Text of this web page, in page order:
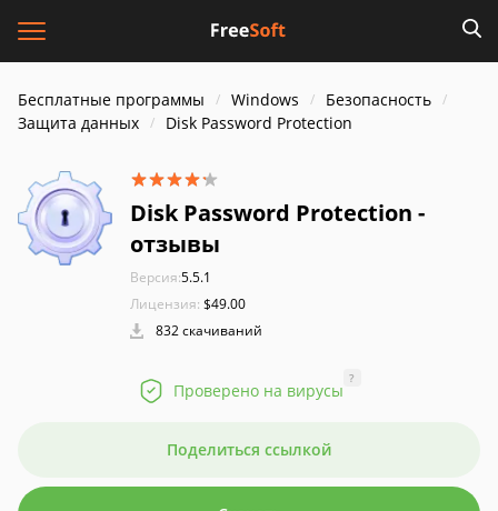
Бесплатные программы Windows
Безопасность
Защита данных
Disk Password Protection
Disk Password Protection -
отзывы
Версия:5.5.1
Лицензия: $49.00
832 скачиваний
Проверено на вирусы
?
Поделиться ссылкой